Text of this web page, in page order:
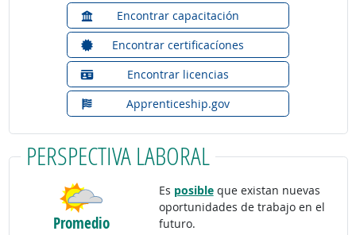
Encontrar capacitación
Encontrar certificacíones
Encontrar licencias
Apprenticeship.gov
PERSPECTIVA LABORAL
Promedio
Es posibleque existan nuevas
oportunidades de trabajo en el
futuro.